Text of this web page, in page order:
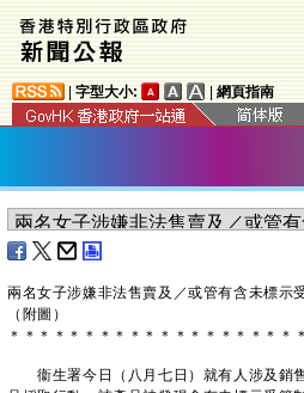
字型大小: 網頁指南
兩名女子涉嫌非法售賣及／或管有含未標示
（附圖）
＊ ＊ ＊ ＊ ＊ ＊ ＊ ＊ ＊ ＊ ＊ ＊ ＊ ＊ ＊ ＊ ＊ ＊ ＊ ＊
衞生署今日（八月七日）就有人涉及銷